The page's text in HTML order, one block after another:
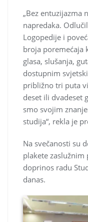
„Bez entuzijazma
napredaka.
Logopedije i
broja poremećaja
glasa, slušanja,
dostupnim
približno tri puta
deset ili dvadeset
smo svojim
studija“, rekla je
Na svečanosti su
plakete
doprinos radu
danas.